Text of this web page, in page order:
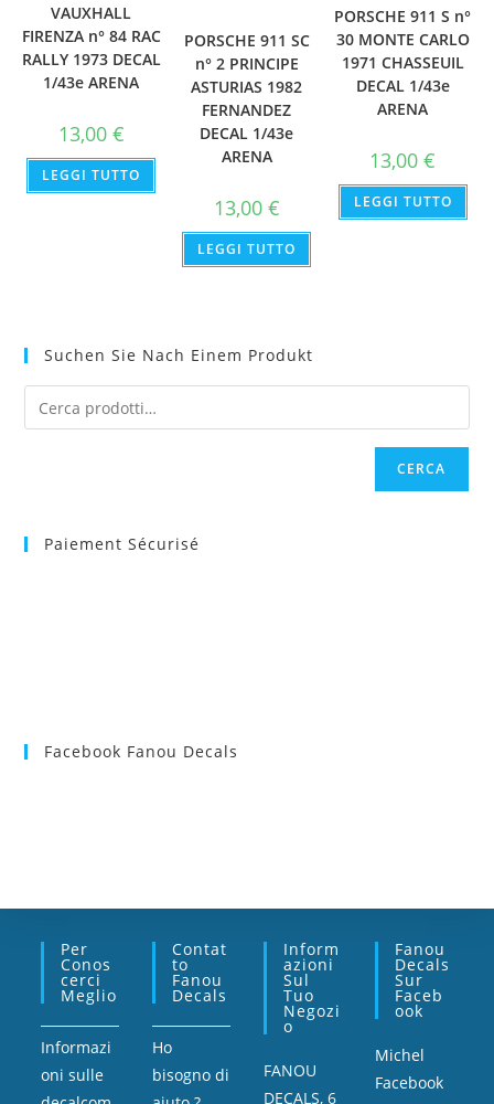
VAUXHALL
FIRENZA n° 84 RAC
RALLY 1973 DECAL
1/43e ARENA
13,00 €
LEGGI TUTTO
PORSCHE 911 SC
n° 2 PRINCIPE
ASTURIAS 1982
FERNANDEZ
DECAL 1/43e
ARENA
13,00 €
LEGGI TUTTO
PORSCHE 911 S n°
30 MONTE CARLO
1971 CHASSEUIL
DECAL 1/43e
ARENA
13,00€
LEGGI TUTTO
Suchen Sie Nach Einem Produkt
CERCA
Paiement Sécurisé
Facebook Fanou Decals
Per
Conos
Cerci
Meglio
Informazi
oni sulle
Contat
To
Fanou
Decals
Ho
bisogno di
Inform
Azioni
Sul
Tuo
Negozi
O
FANOU
DECALS, 6
Fanou
Decals
Sur
Faceb
Ook
Michel
Facebook